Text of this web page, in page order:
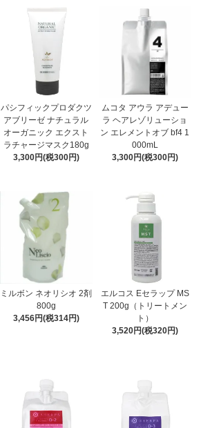
パシフィックプロダクツ
アブリーゼ ナチュラル
オーガニック エクスト
ラチャージマスク180g
3,300円(税300円)
ムコタ アウラ アデュー
ラ ヘアレゾリューショ
ン エレメントオブ bf4 1
000mL
3,300円(税300円)
ミルボン ネオリシオ 2剤
800g
3,456円(税314円)
エルコス Eセラップ MS
T 200g（トリートメン
ト）
3,520円(税320円)